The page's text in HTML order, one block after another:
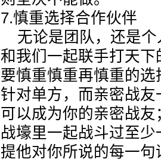
7.慎重选择合作伙伴
无论是团队，还是个
和我们一起联手打天
要慎重慎重再慎重的
针对单方，而亲密战
可以成为你的亲密战
战壕里一起战斗过至
提他对你所说的每一